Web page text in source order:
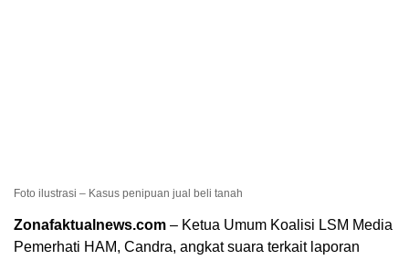
Foto ilustrasi – Kasus penipuan jual beli tanah
Zonafaktualnews.com – Ketua Umum Koalisi LSM Media
Pemerhati HAM, Candra, angkat suara terkait laporan